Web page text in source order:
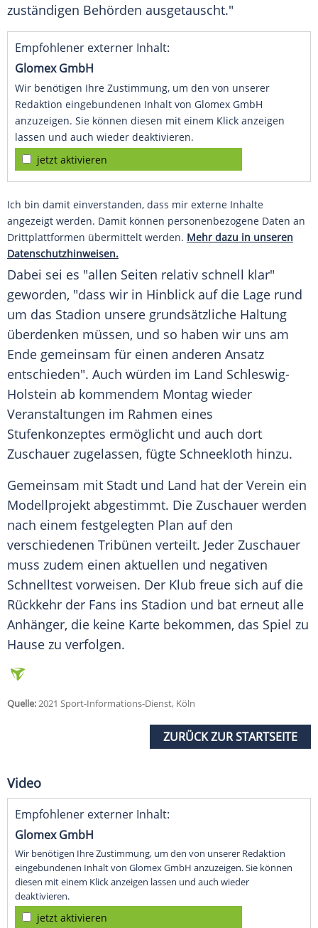
zuständigen Behörden ausgetauscht."
Empfohlener externer Inhalt:
Glomex GmbH
Wir benötigen Ihre Zustimmung, um den von unserer
Redaktion eingebundenen Inhalt von Glomex GmbH
anzuzeigen. Sie können diesen mit einem Klick anzeigen
lassen und auch wieder deaktivieren.
jetzt aktivieren
Ich bin damit einverstanden, dass mir externe Inhalte
angezeigt werden. Damit können personenbezogene Daten an
Drittplattformen übermittelt werden. Mehr dazu in unseren
Datenschutzhinweisen.
Dabei sei es "allen Seiten relativ schnell klar"
geworden, "dass wir in Hinblick auf die Lage rund
um das Stadion unsere grundsätzliche Haltung
überdenken müssen, und so haben wir uns am
Ende gemeinsam für einen anderen Ansatz
entschieden". Auch würden im Land Schleswig-
Holstein ab kommendem Montag wieder
Veranstaltungen im Rahmen eines
Stufenkonzeptes ermöglicht und auch dort
Zuschauer zugelassen, fügte Schneekloth hinzu.
Gemeinsam mit Stadt und Land hat der Verein ein
Modellprojekt abgestimmt. Die Zuschauer werden
nach einem festgelegten Plan auf den
verschiedenen Tribünen verteilt. Jeder Zuschauer
muss zudem einen aktuellen und negativen
Schnelltest vorweisen. Der Klub freue sich auf die
Rückkehr der Fans ins Stadion und bat erneut alle
Anhänger, die keine Karte bekommen, das Spiel zu
Hause zu verfolgen.
Quelle:2021 Sport-Informations-Dienst, Köln
ZURÜCK ZUR STARTSEITE
Video
Empfohlener externer Inhalt:
Glomex GmbH
Wir benötigen Ihre Zustimmung, um den von unserer Redaktion
eingebundenen Inhalt von Glomex GmbH anzuzeigen. Sie können
diesen mit einem Klick anzeigen lassen und auch wieder
deaktivieren.
jetzt aktivieren